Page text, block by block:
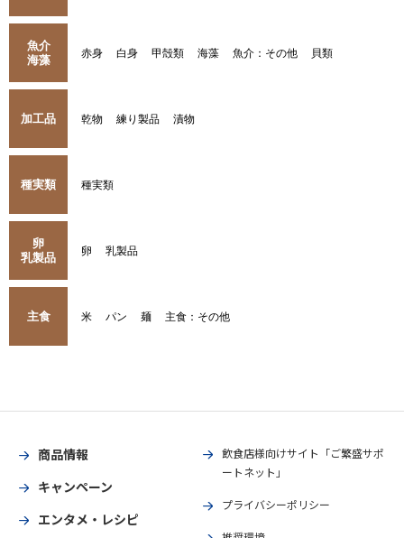
魚介
海藻
赤身 白身 甲殻類 海藻 魚介：その他 貝類
加工品 乾物 練り製品 漬物
種実類 種実類
卵
乳製品
卵 乳製品
主食 米 パン 麺 主食：その他
商品情報
キャンペーン
エンタメ・レシピ
飲食店様向けサイト「ご繁盛サポ
ートネット」
プライバシーポリシー